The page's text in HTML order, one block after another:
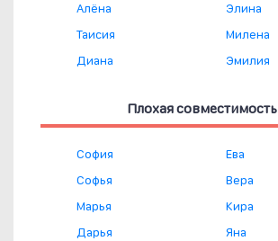
Алёна
Таисия
Диана
Элина
Милена
Эмилия
Плохая совместимость
София
Софья
Марья
Дарья
Ева
Вера
Кира
Яна